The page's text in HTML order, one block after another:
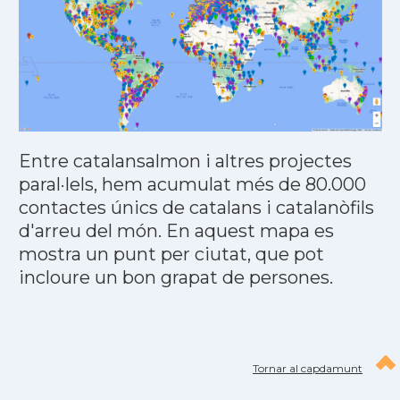
Entre catalansalmon i altres projectes
paral·lels, hem acumulat més de 80.000
contactes únics de catalans i catalanòfils
d'arreu del món. En aquest mapa es
mostra un punt per ciutat, que pot
incloure un bon grapat de persones.
Tornar al capdamunt